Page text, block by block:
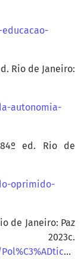
Rio de Janeiro:
autonomia-
84º ed. Rio de
oprimido-
de Janeiro: Paz